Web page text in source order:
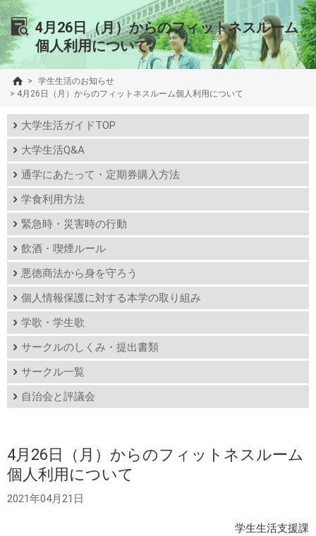
4月26日（月）からのフィットネスルーム
個人利用について
>
学生生活のお知らせ
> 4月26日（月）からのフィットネスルーム個人利用について
大学生活ガイドTOP
大学生活Q&A
通学にあたって・定期券購入方法
学食利用方法
緊急時・災害時の行動
飲酒・喫煙ルール
悪徳商法から身を守ろう
個人情報保護に対する本学の取り組み
学歌・学生歌
サークルのしくみ・提出書類
サークル一覧
自治会と評議会
4月26日（月）からのフィットネスルーム
個人利用について
2021年04月21日
学生生活支援課